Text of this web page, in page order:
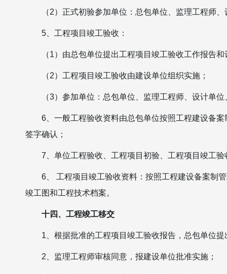
（2）正式初验参加单位：总包单位、监理工程师
5、工程项目竣工验收：
（1）由总包单位提出工程项目竣工验收工作报告
（2）工程项目竣工验收由建设单位组织实施；
（3）参加单位：总包单位、监理工程师、设计单
6、一般工程验收资料由总包单位按照工程建设备
签字确认；
7、单位工程验收、工程项目初验、工程项目竣工
6、 工程项目竣工验收资料：按照工程建设备案制
竣工图和工程技术档案。
十四、工程竣工移交
1、根据批准的工程项目竣工验收报告，总包单位
2、监理工程师审核同意，报建设单位批准实施；